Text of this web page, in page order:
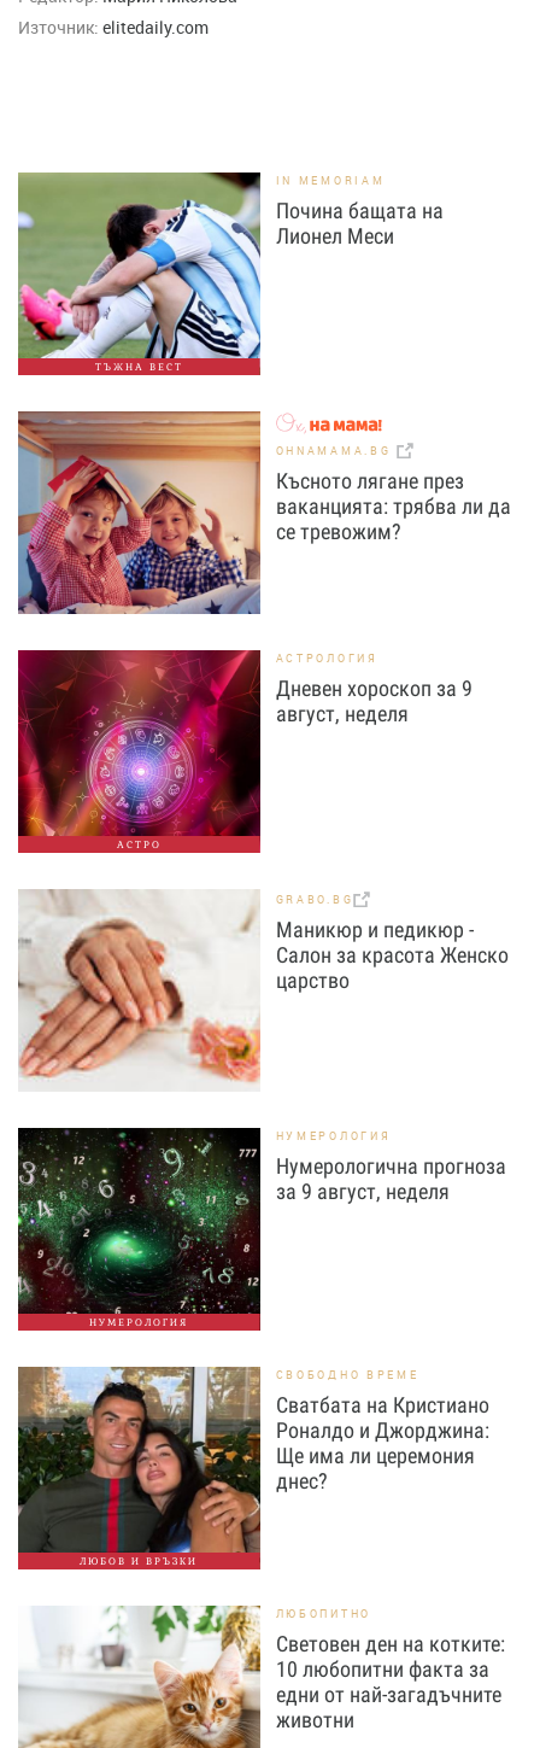
Източник: elitedaily.com
ТЪЖНА ВЕСТ
IN MEMORIAM
Почина бащата на
Лионел Меси
OHNAMAMA.BG
Късното лягане през
ваканцията: трябва ли да
се тревожим?
АСТРО
АСТРОЛОГИЯ
Дневен хороскоп за 9
август, неделя
GRABO.BG
Маникюр и педикюр -
Салон за красота Женско
царство
НУМЕРОЛОГИЯ
НУМЕРОЛОГИЯ
Нумерологична прогноза
за 9 август, неделя
ЛЮБОВ И ВРЪЗКИ
СВОБОДНО ВРЕМЕ
Сватбата на Кристиано
Роналдо и Джорджина:
Ще има ли церемония
днес?
ЛЮБОПИТНО
Световен ден на котките:
10 любопитни факта за
едни от най-загадъчните
животни